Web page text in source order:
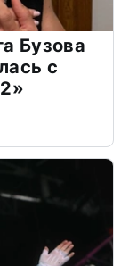
Бузова
с